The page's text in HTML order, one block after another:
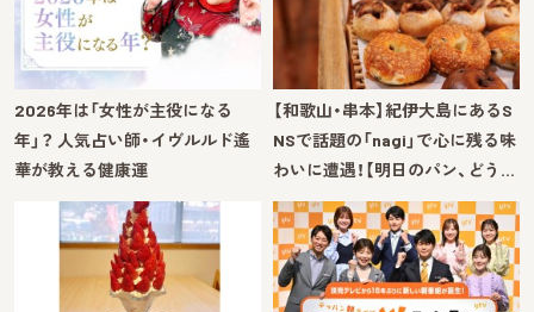
2026年は「女性が主役になる
年」？ 人気占い師・イヴルルド遙
華が教える健康運
【和歌山・串本】紀伊大島にあるS
NSで話題の「nagi」で心に残る味
わいに遭遇！【明日のパン、どう…